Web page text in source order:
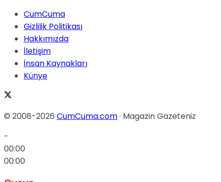
CumCuma
Gizlilik Politikası
Hakkımızda
İletişim
İnsan Kaynakları
Künye
© 2008-2026 CumCuma.com· Magazin Gazeteniz
-
00:00
00:00